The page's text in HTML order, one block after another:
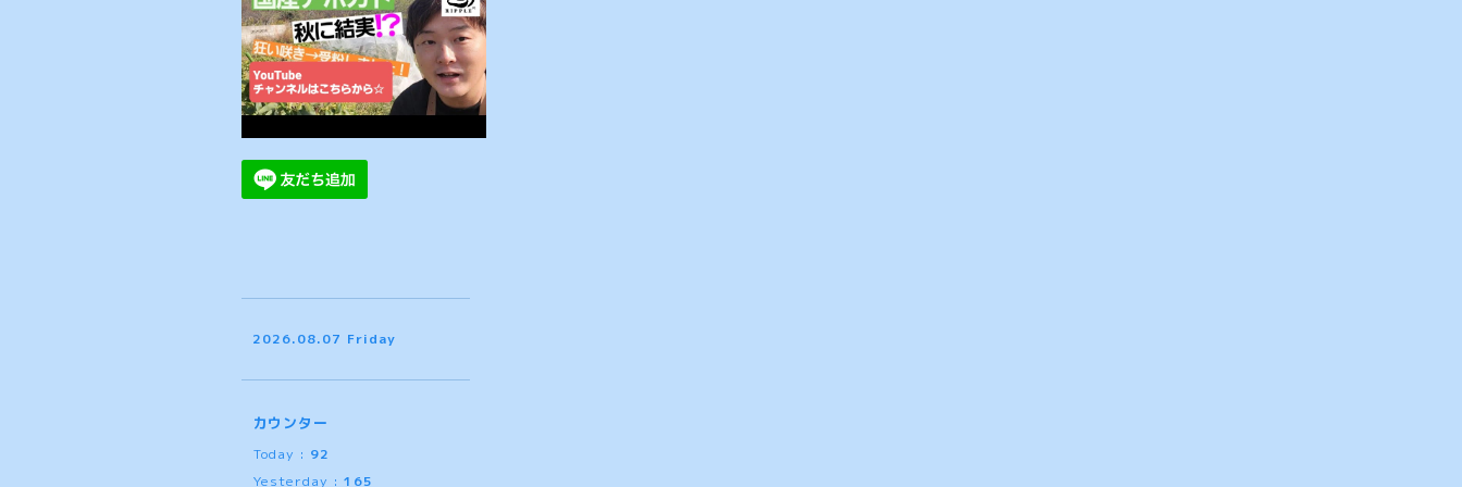
2026.08.07 Friday
カウンター
Today : 92
Yesterday : 165